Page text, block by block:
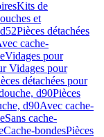
Kits de
et
Pièces détachées
cache-
Vidages pour
Vidages pour
détachées pour
d90Pièces
d90Avec cache-
Sans cache-
Cache-bondesPièces